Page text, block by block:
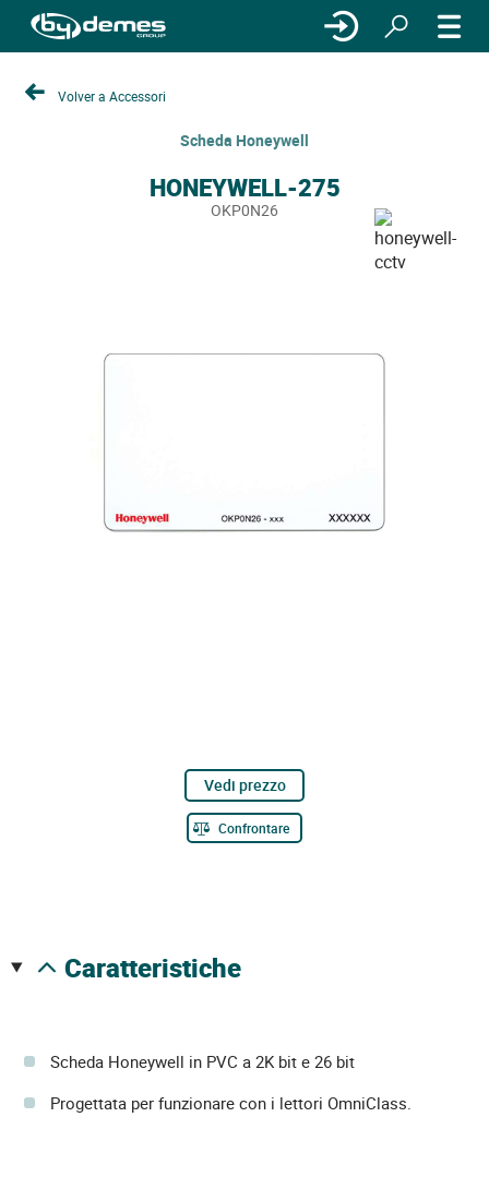
Volver a Accessori
Scheda Honeywell
HONEYWELL-275
OKP0N26
Vedi prezzo
Confrontare
caratteristiche
Scheda Honeywell in PVC a 2K bit e 26 bit
Progettata per funzionare con i lettori OmniClass.